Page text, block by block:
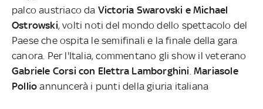
palco austriaco da Victoria Swarovski e Michael
Ostrowski, volti noti del mondo dello spettacolo del
Paese che ospita le semifinali e la finale della gara
canora. Per l'Italia, commentano gli show il veterano
Gabriele Corsi con Elettra Lamborghini Mariasole
Pollio annuncerà i punti della giuria italiana